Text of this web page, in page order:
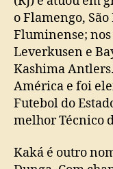
o Flamengo, São
Fluminense;
Leverkusen e
Kashima
América e foi
Futebol do
melhor Técnico
Kaká é outro